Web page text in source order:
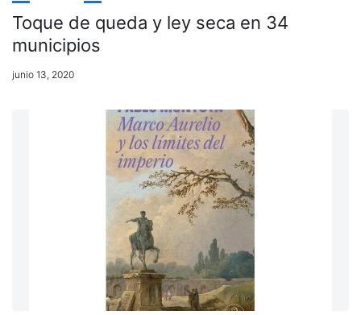
Toque de queda y ley seca en 34
municipios
junio 13, 2020